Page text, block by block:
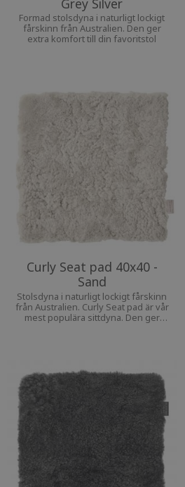
Formad stolsdyna i naturligt lockigt
fårskinn från Australien. Den ger
extra komfort till din favoritstol
Curly Seat pad 40x40 -
Sand
Stolsdyna i naturligt lockigt fårskinn
från Australien. Curly Seat pad är vår
mest populära sittdyna. Den ger